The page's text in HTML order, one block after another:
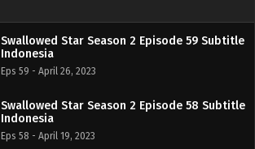
Swallowed Star Season 2 Episode 59 Subtitle
Indonesia
Eps 59 - April 26, 2023
Swallowed Star Season 2 Episode 58 Subtitle
Indonesia
Eps 58 - April 19, 2023